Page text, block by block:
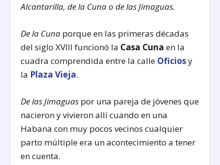
Alcantarilla, de la Cuna o de las Jimaguas.
De la Cuna porque en las primeras décadas
del siglo XVIII funcionó la Casa Cuna en la
cuadra comprendida entre la calle Oficiosy
la Plaza Vieja.
De las Jimaguas por una pareja de jóvenes que
nacieron y vivieron allí cuando en una
Habana con muy pocos vecinos cualquier
parto múltiple era un acontecimiento a tener
en cuenta.